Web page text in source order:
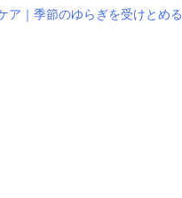
ア｜季節のゆらぎを受けとめる